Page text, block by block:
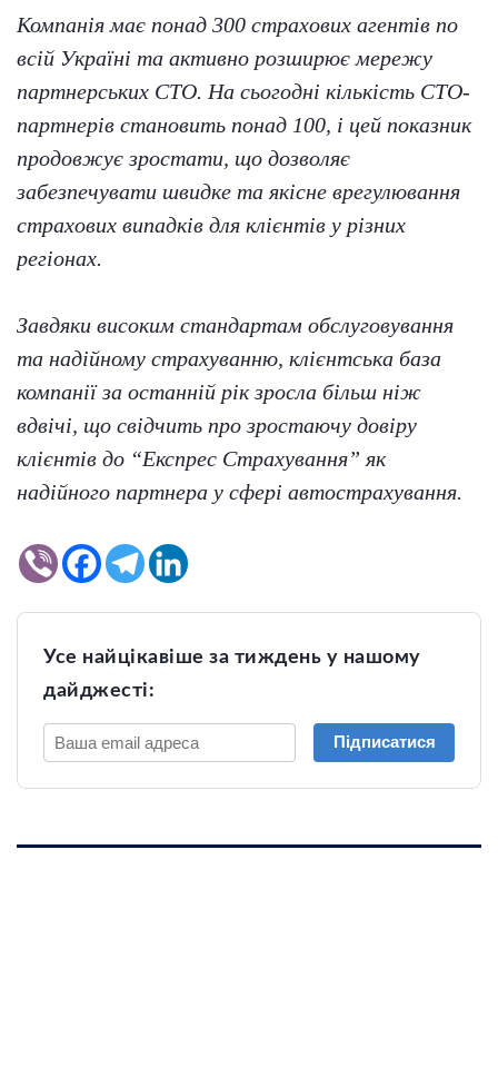
Компанія має понад 300 страхових агентів по
всій Україні та активно розширює мережу
партнерських СТО. На сьогодні кількість СТО-
партнерів становить понад 100, і цей показник
продовжує зростати, що дозволяє
забезпечувати швидке та якісне врегулювання
страхових випадків для клієнтів у різних
регіонах.
Завдяки високим стандартам обслуговування
та надійному страхуванню, клієнтська база
компанії за останній рік зросла більш ніж
вдвічі, що свідчить про зростаючу довіру
клієнтів до “Експрес Страхування” як
надійного партнера у сфері автострахування.
Усе найцікавіше за тиждень у нашому
дайджесті:
Підписатися